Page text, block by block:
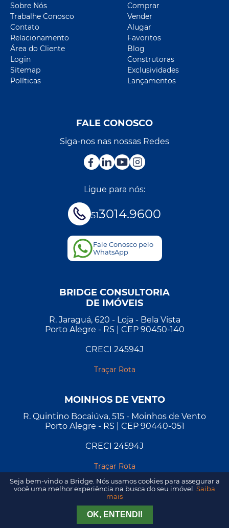
Tirar Dúvida Agendar Visita
Sobre Nós
Trabalhe Conosco
Contato
Relacionamento
Área do Cliente
Login
Sitemap
Políticas
Comprar
Vender
Alugar
Favoritos
Blog
Construtoras
Exclusividades
Lançamentos
FALE CONOSCO
Siga-nos nas nossas Redes
Ligue para nós:
513014.9600
Fale Conosco pelo
WhatsApp
BRIDGE CONSULTORIA
DE IMÓVEIS
R. Jaraguá, 620 - Loja - Bela Vista
Porto Alegre - RS | CEP 90450-140
CRECI 24594J
Traçar Rota
MOINHOS DE VENTO
R. Quintino Bocaiúva, 515 - Moinhos de Vento
Porto Alegre - RS | CEP 90440-051
CRECI 24594J
Traçar Rota
2026 - Todos os direitos reservados. Desenvolvido por
Seja bem-vindo a Bridge. Nós usamos cookies para assegurar a
você uma melhor experiência na busca do seu imóvel. Saiba
mais
OK, ENTENDI!